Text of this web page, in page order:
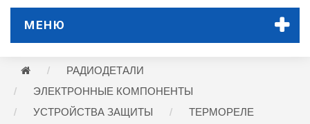
МЕНЮ
РАДИОДЕТАЛИ
ЭЛЕКТРОННЫЕ КОМПОНЕНТЫ
УСТРОЙСТВА ЗАЩИТЫ
ТЕРМОРЕЛЕ